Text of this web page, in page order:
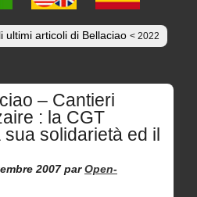
ultimi articoli di Bellaciao < 2022
– Cantieri
: la CGT
solidarietà ed il
2007par Open-